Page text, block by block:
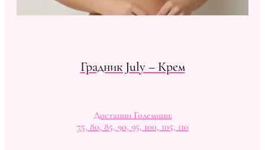
Градник July – Крем
Достапни Големини:
75, 80, 85, 90, 95, 100, 105, 110